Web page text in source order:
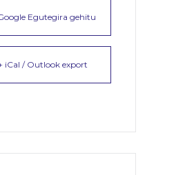
Egutegira gehitu
iCal / Outlook export